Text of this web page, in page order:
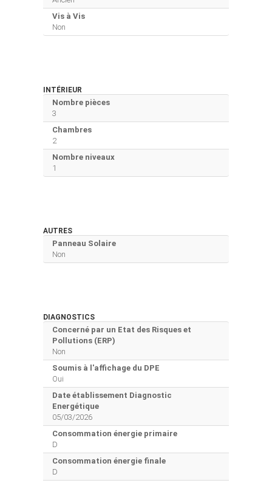
Vis à Vis
Non
INTÉRIEUR
Nombre pièces
3
Chambres
2
Nombre niveaux
1
AUTRES
Panneau Solaire
Non
DIAGNOSTICS
Concerné par un Etat des Risques et
Pollutions (ERP)
Non
Soumis à l'affichage du DPE
Oui
Date établissement Diagnostic
Energétique
05/03/2026
Consommation énergie primaire
D
Consommation énergie finale
D